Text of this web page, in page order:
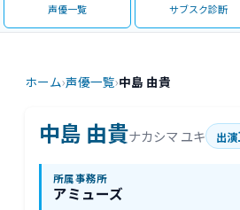
声優一覧 サブスク診断
ホーム›声優一覧›中島 由貴
中島 由貴ナカシマ ユキ 出演
所属事務所
アミューズ